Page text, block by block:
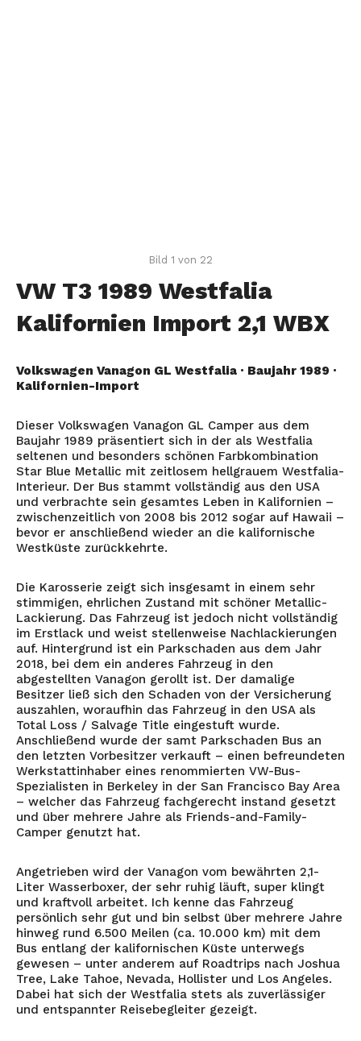
Bild 1 von 22
VW T3 1989 Westfalia
Kalifornien Import 2,1 WBX
Volkswagen Vanagon GL Westfalia · Baujahr 1989 ·
Kalifornien-Import
Dieser Volkswagen Vanagon GL Camper aus dem
Baujahr 1989 präsentiert sich in der als Westfalia
seltenen und besonders schönen Farbkombination
Star Blue Metallic mit zeitlosem hellgrauem Westfalia-
Interieur. Der Bus stammt vollständig aus den USA
und verbrachte sein gesamtes Leben in Kalifornien –
zwischenzeitlich von 2008 bis 2012 sogar auf Hawaii –
bevor er anschließend wieder an die kalifornische
Westküste zurückkehrte.
Die Karosserie zeigt sich insgesamt in einem sehr
stimmigen, ehrlichen Zustand mit schöner Metallic-
Lackierung. Das Fahrzeug ist jedoch nicht vollständig
im Erstlack und weist stellenweise Nachlackierungen
auf. Hintergrund ist ein Parkschaden aus dem Jahr
2018, bei dem ein anderes Fahrzeug in den
abgestellten Vanagon gerollt ist. Der damalige
Besitzer ließ sich den Schaden von der Versicherung
auszahlen, woraufhin das Fahrzeug in den USA als
Total Loss / Salvage Title eingestuft wurde.
Anschließend wurde der samt Parkschaden Bus an
den letzten Vorbesitzer verkauft – einen befreundeten
Werkstattinhaber eines renommierten VW-Bus-
Spezialisten in Berkeley in der San Francisco Bay Area
– welcher das Fahrzeug fachgerecht instand gesetzt
und über mehrere Jahre als Friends-and-Family-
Camper genutzt hat.
Angetrieben wird der Vanagon vom bewährten 2,1-
Liter Wasserboxer, der sehr ruhig läuft, super klingt
und kraftvoll arbeitet. Ich kenne das Fahrzeug
persönlich sehr gut und bin selbst über mehrere Jahre
hinweg rund 6.500 Meilen (ca. 10.000 km) mit dem
Bus entlang der kalifornischen Küste unterwegs
gewesen – unter anderem auf Roadtrips nach Joshua
Tree, Lake Tahoe, Nevada, Hollister und Los Angeles.
Dabei hat sich der Westfalia stets als zuverlässiger
und entspannter Reisebegleiter gezeigt.